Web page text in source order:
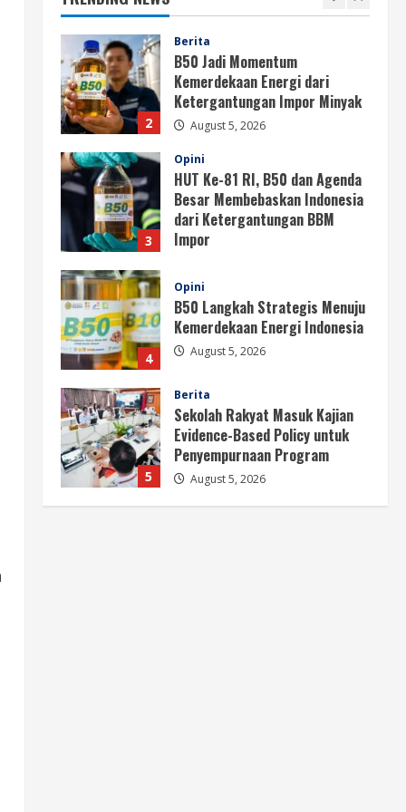
1
2
Berita
B50 Jadi Momentum
Kemerdekaan Energi dari
Ketergantungan Impor Minyak
August 5, 2026
3
Opini
HUT Ke-81 RI, B50 dan Agenda
Besar Membebaskan Indonesia
dari Ketergantungan BBM
Impor
4
Opini
B50 Langkah Strategis Menuju
Kemerdekaan Energi Indonesia
August 5, 2026
5
Berita
Sekolah Rakyat Masuk Kajian
Evidence-Based Policy untuk
Penyempurnaan Program
August 5, 2026